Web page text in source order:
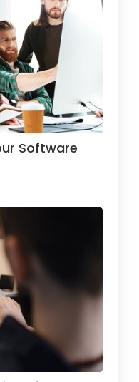
Software